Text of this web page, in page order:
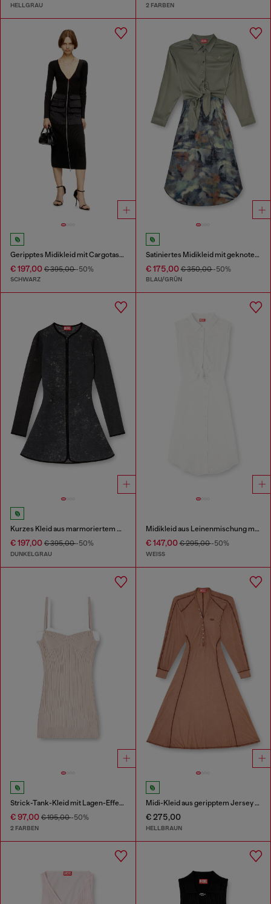
HELLGRAU 2 FARBEN
Geripptes Midikleid mit Cargotaschen
€ 197,00 € 395,00-50%
SCHWARZ
Satiniertes Midikleid mit geknotetem Oberteil
€ 175,00€ 350,00-50%
BLAU/GRÜN
Kurzes Kleid aus marmoriertem Scuba
€ 197,00 € 395,00-50%
DUNKELGRAU
Midikleid aus Leinenmischung mit Knotendetail
€ 147,00€ 295,00-50%
WEISS
Strick-Tank-Kleid mit Lagen-Effekt
€ 97,00 € 195,00-50%
2 FARBEN
Midi-Kleid aus geripptem Jersey mit Fledermausärmeln
€ 275,00
HELLBRAUN